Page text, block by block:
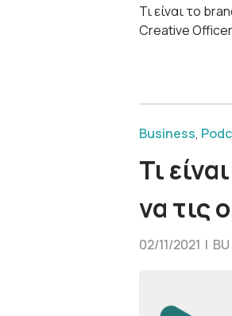
Τι είναι το
Creative
Business,
Τι
να τις
02/11/2021 |